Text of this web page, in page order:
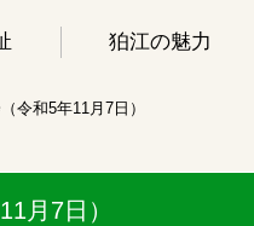
狛江の魅力
令和5年11月7日）
月7日）